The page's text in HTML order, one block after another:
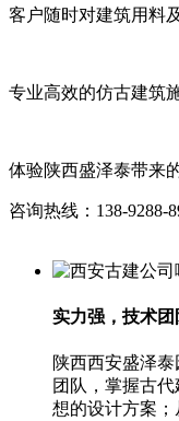
客户随时对建筑用料
专业高效的仿古建筑
体验陕西盛泽泰带来
咨询热线：138-9288-
实力强，技术团
陕西西安盛泽
团队，掌握古
想的设计方案